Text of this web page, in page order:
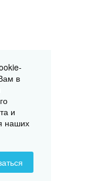
в
и
наших